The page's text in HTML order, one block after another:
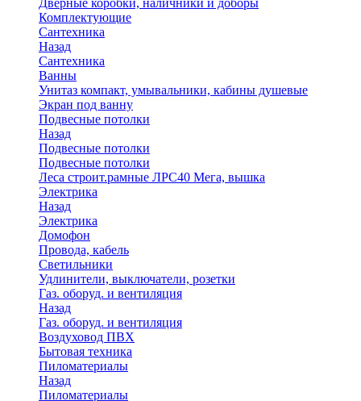
Дверные коробки, наличники и доборы
Комплектующие
Сантехника
Назад
Сантехника
Ванны
Унитаз компакт, умывальники, кабины душевые
Экран под ванну
Подвесные потолки
Назад
Подвесные потолки
Подвесные потолки
Леса строит.рамные ЛРС40 Мега, вышка
Электрика
Назад
Электрика
Домофон
Провода, кабель
Светильники
Удлинители, выключатели, розетки
Газ. оборуд. и вентиляция
Назад
Газ. оборуд. и вентиляция
Воздуховод ПВХ
Бытовая техника
Пиломатериалы
Назад
Пиломатериалы